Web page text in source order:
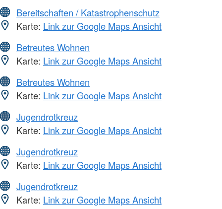
Bereitschaften / Katastrophenschutz
Karte: Link zur Google Maps Ansicht
Betreutes Wohnen
Karte: Link zur Google Maps Ansicht
Betreutes Wohnen
Karte: Link zur Google Maps Ansicht
Jugendrotkreuz
Karte: Link zur Google Maps Ansicht
Jugendrotkreuz
Karte: Link zur Google Maps Ansicht
Jugendrotkreuz
Karte: Link zur Google Maps Ansicht